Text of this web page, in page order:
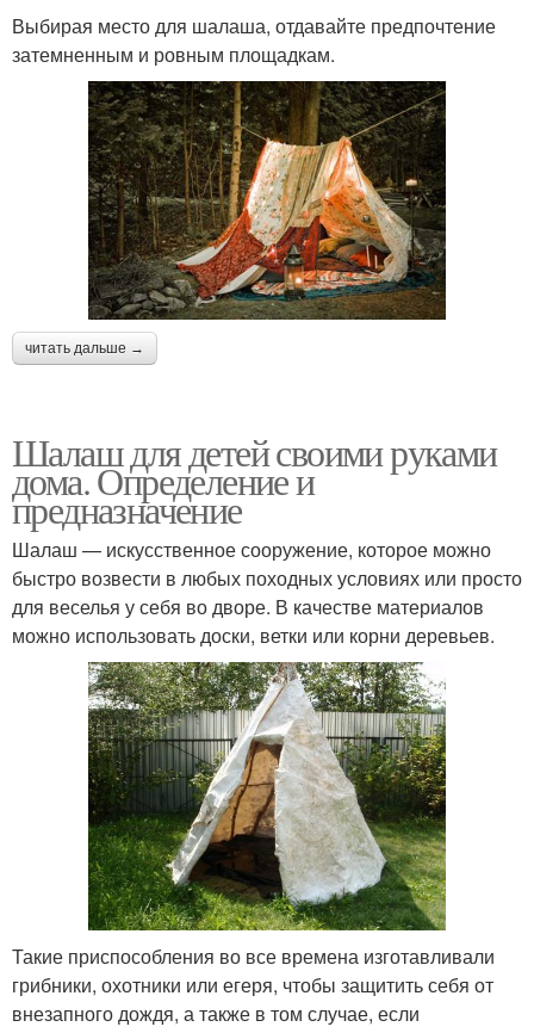
Выбирая место для шалаша, отдавайте предпочтение
затемненным и ровным площадкам.
читать дальше →
Шалаш для детей своими руками
дома. Определение и
предназначение
Шалаш — искусственное сооружение, которое можно
быстро возвести в любых походных условиях или просто
для веселья у себя во дворе. В качестве материалов
можно использовать доски, ветки или корни деревьев.
Такие приспособления во все времена изготавливали
грибники, охотники или егеря, чтобы защитить себя от
внезапного дождя, а также в том случае, если